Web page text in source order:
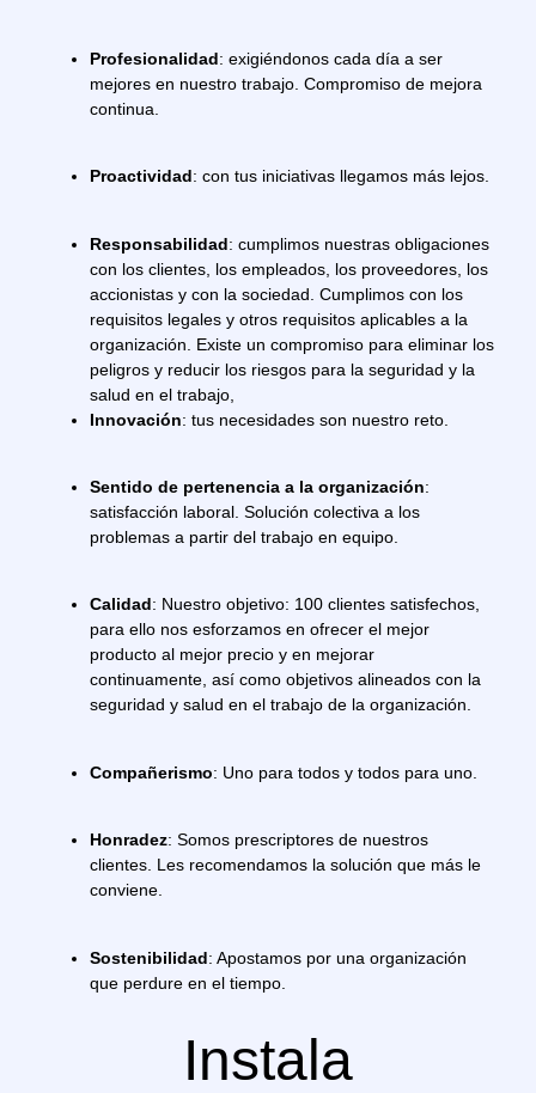
Profesionalidad: exigiéndonos cada día a ser
mejores en nuestro trabajo. Compromiso de mejora
continua.
Proactividad: con tus iniciativas llegamos más lejos.
Responsabilidad: cumplimos nuestras obligaciones
con los clientes, los empleados, los proveedores, los
accionistas y con la sociedad. Cumplimos con los
requisitos legales y otros requisitos aplicables a la
organización. Existe un compromiso para eliminar los
peligros y reducir los riesgos para la seguridad y la
salud en el trabajo,
Innovación: tus necesidades son nuestro reto.
Sentido de pertenencia a la organización:
satisfacción laboral. Solución colectiva a los
problemas a partir del trabajo en equipo.
Calidad: Nuestro objetivo: 100 clientes satisfechos,
para ello nos esforzamos en ofrecer el mejor
producto al mejor precio y en mejorar
continuamente, así como objetivos alineados con la
seguridad y salud en el trabajo de la organización.
Compañerismo: Uno para todos y todos para uno.
Honradez: Somos prescriptores de nuestros
clientes. Les recomendamos la solución que más le
conviene.
Sostenibilidad: Apostamos por una organización
que perdure en el tiempo.
Instala